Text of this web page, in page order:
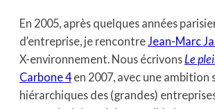
En 2005, après quelques années
d’entreprise, je rencontre Jean-Marc
X-environnement. Nous écrivons Le
Carbone 4en 2007, avec une ambition
hiérarchiques des (grandes)